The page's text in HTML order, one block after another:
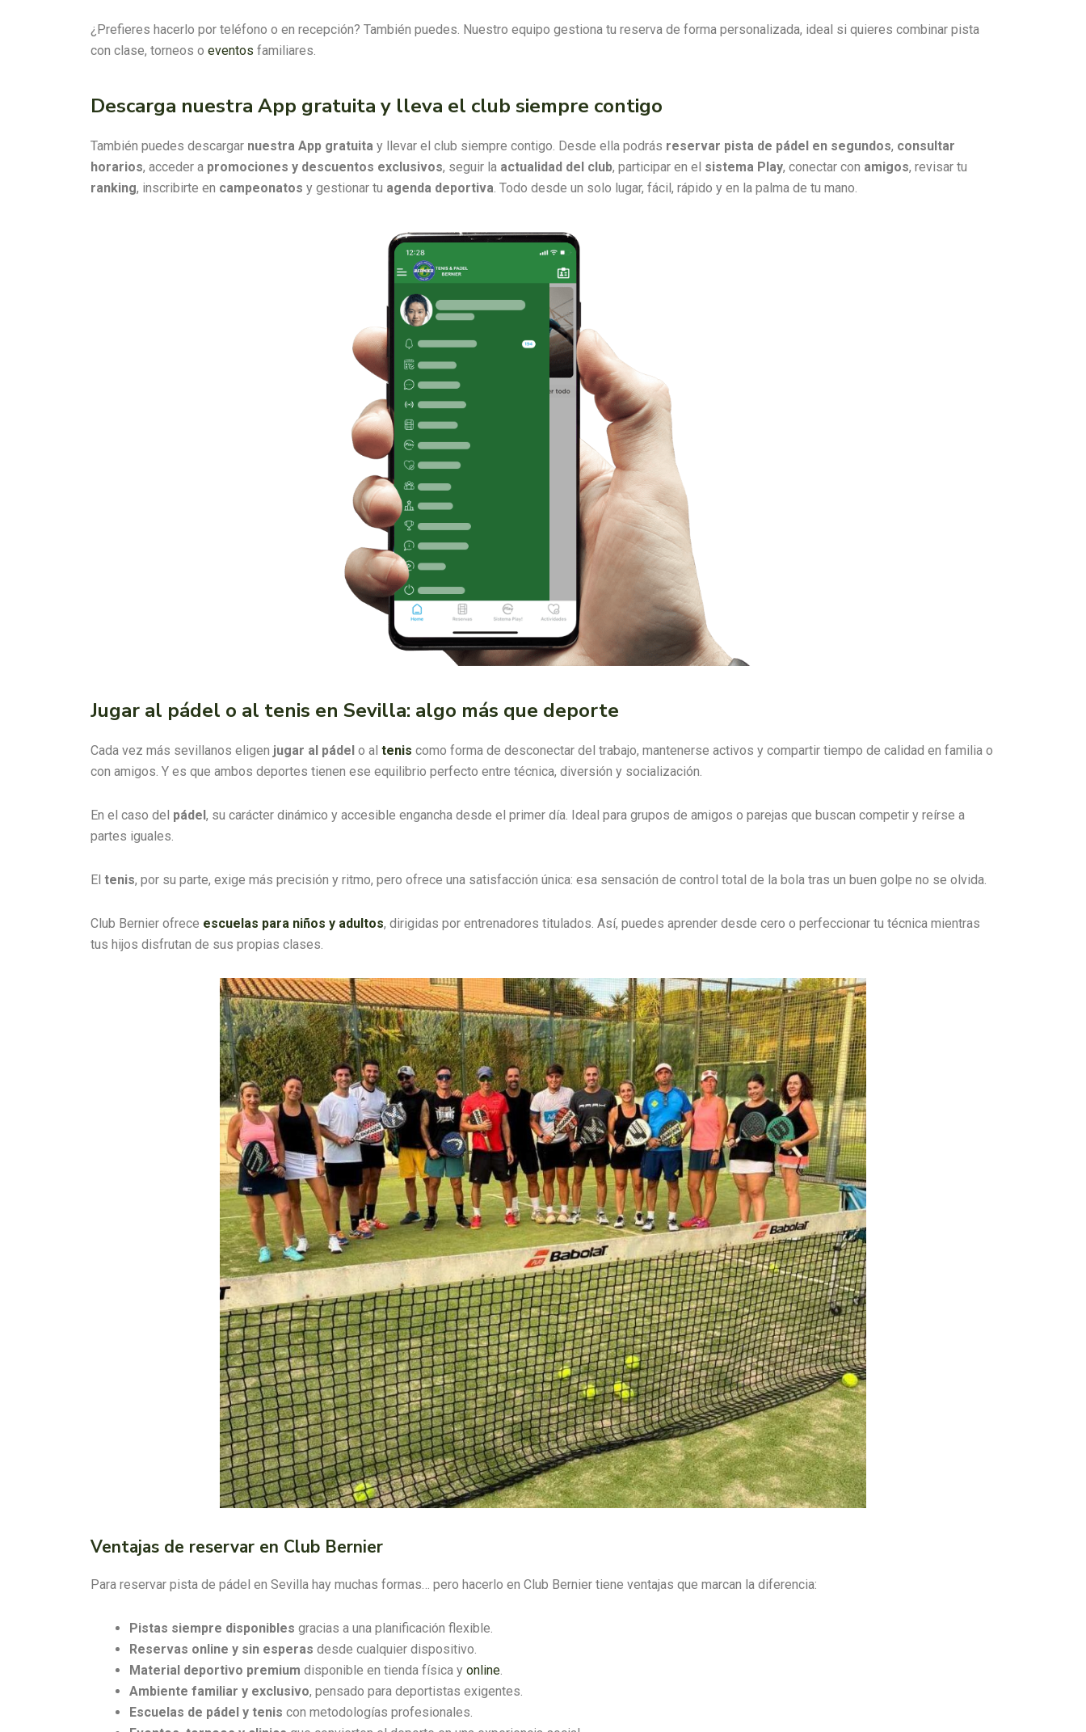
¿Prefieres hacerlo por teléfono o en recepción? También puedes. Nuestro equipo gestiona tu reserva de forma personalizada, ideal si quieres combinar pista
con clase, torneos o eventos familiares.
Descarga nuestra App gratuita y lleva el club siempre contigo
También puedes descargar nuestra App gratuita y llevar el club siempre contigo. Desde ella podrás reservar pista de pádel en segundos, consultar
horarios, acceder a promociones y descuentos exclusivos, seguir la actualidad del club, participar en el sistema Play, conectar con amigos, revisar tu
ranking, inscribirte en campeonatos y gestionar tu agenda deportiva. Todo desde un solo lugar, fácil, rápido y en la palma de tu mano.
Jugar al pádel o al tenis en Sevilla: algo más que deporte
Cada vez más sevillanos eligen jugar al pádel o al tenis como forma de desconectar del trabajo, mantenerse activos y compartir tiempo de calidad en familia o
con amigos. Y es que ambos deportes tienen ese equilibrio perfecto entre técnica, diversión y socialización.
En el caso del pádel , su carácter dinámico y accesible engancha desde el primer día. Ideal para grupos de amigos o parejas que buscan competir y reírse a
partes iguales.
El tenis, por su parte, exige más precisión y ritmo, pero ofrece una satisfacción única: esa sensación de control total de la bola tras un buen golpe no se olvida.
Club Bernier ofrece escuelas para niños y adultos, dirigidas por entrenadores titulados. Así, puedes aprender desde cero o perfeccionar tu técnica mientras
tus hijos disfrutan de sus propias clases.
Ventajas de reservar en Club Bernier
Para reservar pista de pádel en Sevilla hay muchas formas… pero hacerlo en Club Bernier tiene ventajas que marcan la diferencia:
Pistas siempre disponibles gracias a una planificación flexible.
Reservas online y sin esperas desde cualquier dispositivo.
Material deportivo premium disponible en tienda física y online
Ambiente familiar y exclusivo, pensado para deportistas exigentes.
Escuelas de pádel y tenis con metodologías profesionales.